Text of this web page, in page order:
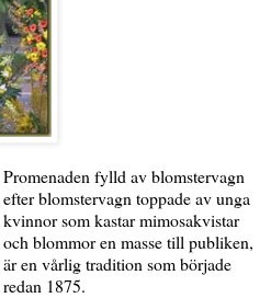
Promenaden fylld av blomstervagn
efter blomstervagn toppade av unga
kvinnor som kastar mimosakvistar
och blommor en masse till publiken,
är en vårlig tradition som började
redan 1875.